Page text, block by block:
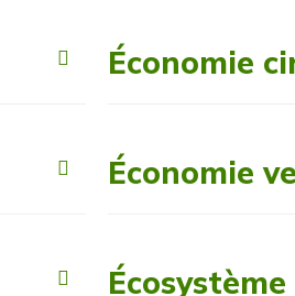
Économie
Économie
Écosystème